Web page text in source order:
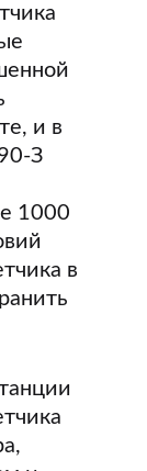
и в
З
1000
в